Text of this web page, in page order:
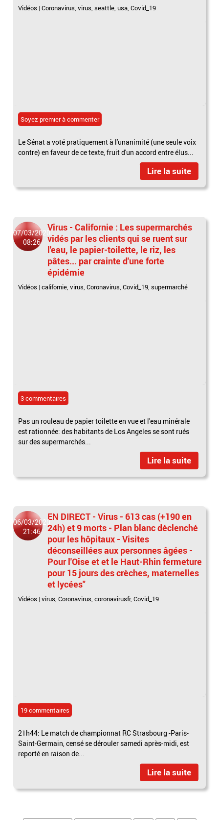
Vidéos |Coronavirus,virus,seattle,usa,Covid_19
Soyez premier à commenter
Le Sénat a voté pratiquement à l'unanimité (une seule voix
contre) en faveur de ce texte, fruit d'un accord entre élus...
Lire la suite
07/03/2020
08:26
Virus - Californie : Les supermarchés
vidés par les clients qui se ruent sur
l'eau, le papier-toilette, le riz, les
pâtes... par crainte d'une forte
épidémie
Vidéos |californie,virus,Coronavirus,Covid_19,supermarché
3 commentaires
Pas un rouleau de papier toilette en vue et l'eau minérale
est rationnée: des habitants de Los Angeles se sont rués
sur des supermarchés...
Lire la suite
06/03/2020
21:46
EN DIRECT - Virus - 613 cas (+190 en
24h) et 9 morts - Plan blanc déclenché
pour les hôpitaux - Visites
déconseillées aux personnes âgées -
Pour l'Oise et et le Haut-Rhin fermeture
pour 15 jours des crèches, maternelles
et lycées"
Vidéos |virus,Coronavirus,coronavirusfr,Covid_19
19 commentaires
21h44: Le match de championnat RC Strasbourg -Paris-
Saint-Germain, censé se dérouler samedi après-midi, est
reporté en raison de...
Lire la suite